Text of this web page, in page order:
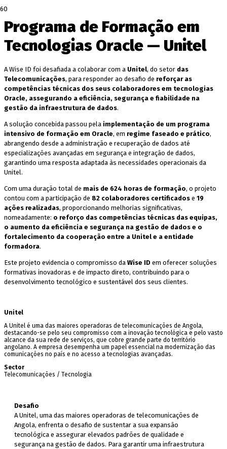
Programa de Formação em
Tecnologias Oracle — Unitel
A Wise ID foi desafiada a colaborar com a Unitel, do setor das
Telecomunicações, para responder ao desafio de reforçar as
competências técnicas dos seus colaboradores em tecnologias
Oracle, assegurando a eficiência, segurança e fiabilidade na
gestão da infraestrutura de dados.
A solução concebida passou pela implementação de um programa
intensivo de formação em Oracle, em regime faseado e prático,
abrangendo desde a administração e recuperação de dados até
especializações avançadas em segurança e integração de dados,
garantindo uma resposta adaptada às necessidades operacionais da
Unitel.
Com uma duração total de mais de 624 horas de formação, o projeto
contou com a participação de 82 colaboradores certificados e 19
ações realizadas, proporcionando melhorias significativas,
nomeadamente: o reforço das competências técnicas das equipas,
o aumento da eficiência e segurança na gestão de dados e o
fortalecimento da cooperação entre a Unitel e a entidade
formadora.
Este projeto evidencia o compromisso da Wise ID em oferecer soluções
formativas inovadoras e de impacto direto, contribuindo para o
desenvolvimento tecnológico e sustentável dos seus clientes.
Unitel
A Unitel é uma das maiores operadoras de telecomunicações de Angola,
destacando-se pelo seu compromisso com a inovação tecnológica e pelo vasto
alcance da sua rede de serviços, que cobre grande parte do território
angolano. A empresa desempenha um papel essencial na modernização das
comunicações no país e no acesso a tecnologias avançadas.
Sector
Telecomunicações / Tecnologia
Desafio
A Unitel, uma das maiores operadoras de telecomunicações de
Angola, enfrenta o desafio de sustentar a sua expansão
tecnológica e assegurar elevados padrões de qualidade e
segurança na gestão de dados. Para garantir uma infraestrutura